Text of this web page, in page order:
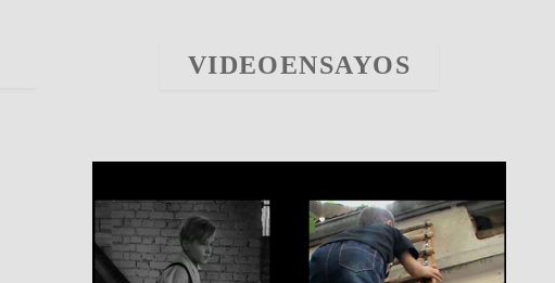
VIDEOENSAYOS